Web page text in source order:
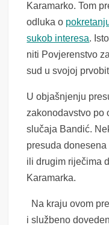
Karamarko. Tom
odluka o
sukob interesa.
niti Povjerenstvo
sud u svojoj
U objašnjenju
zakonodavstvo po
slučaja Bandić.
presuda
ili drugim riječima
Karamarka.
Na kraju ovom
i službeno